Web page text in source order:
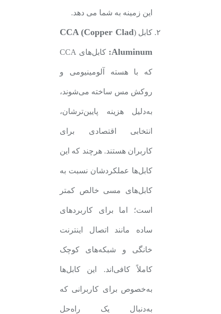
این زمینه به شما می دهد.
کابل (CCA (Copper Clad
Aluminum:
کابل‌های CCA
که با هسته آلومینیومی و
روکش مس ساخته می‌شوند،
به‌دلیل هزینه پایین‌ترشان،
انتخابی اقتصادی برای
کاربران هستند. هرچند که این
کابل‌ها عملکردشان نسبت به
کابل‌های مسی خالص کمتر
است؛ اما برای کاربردهای
ساده مانند اتصال اینترنت
خانگی و شبکه‌های کوچک
کاملاً کافی‌اند. این کابل‌ها
به‌خصوص برای کاربرانی که
به‌دنبال یک راه‌حل